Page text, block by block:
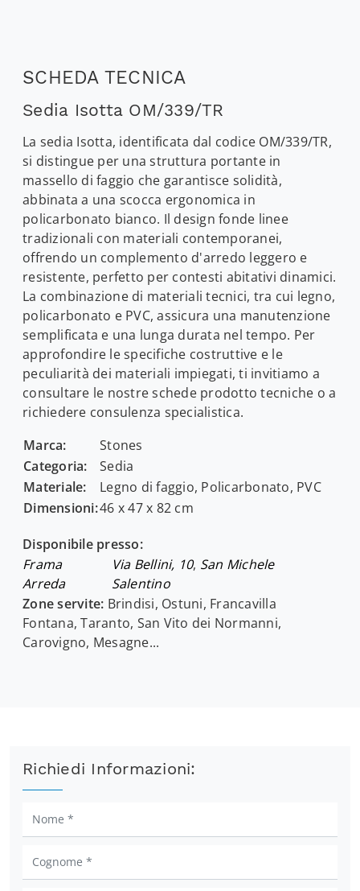
SCHEDA TECNICA
Sedia Isotta OM/339/TR
La sedia Isotta, identificata dal codice OM/339/TR,
si distingue per una struttura portante in
massello di faggio che garantisce solidità,
abbinata a una scocca ergonomica in
policarbonato bianco. Il design fonde linee
tradizionali con materiali contemporanei,
offrendo un complemento d'arredo leggero e
resistente, perfetto per contesti abitativi dinamici.
La combinazione di materiali tecnici, tra cui legno,
policarbonato e PVC, assicura una manutenzione
semplificata e una lunga durata nel tempo. Per
approfondire le specifiche costruttive e le
peculiarità dei materiali impiegati, ti invitiamo a
consultare le nostre schede prodotto tecniche o a
richiedere consulenza specialistica.
Marca:
Stones
Categoria:
Sedia
Materiale:
Legno di faggio, Policarbonato, PVC
Dimensioni:46 x 47 x 82 cm
Disponibile presso:
Frama
Arreda
Via Bellini, 10, San Michele
Salentino
Zone servite: Brindisi, Ostuni, Francavilla
Fontana, Taranto, San Vito dei Normanni,
Carovigno, Mesagne...
Richiedi Informazioni: